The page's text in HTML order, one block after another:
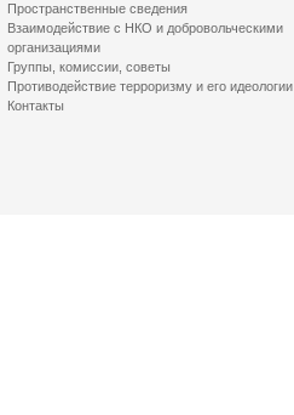
Пространственные сведения
Взаимодействие с НКО и добровольческими
организациями
Группы, комиссии, советы
Противодействие терроризму и его идеологии
Контакты